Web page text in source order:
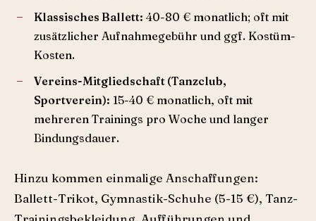
Klassisches Ballett: 40-80 € monatlich; oft mit
zusätzlicher Aufnahmegebühr und ggf. Kostüm-
Kosten.
Vereins-Mitgliedschaft (Tanzclub,
Sportverein): 15-40 € monatlich, oft mit
mehreren Trainings pro Woche und langer
Bindungsdauer.
Hinzu kommen einmalige Anschaffungen:
Ballett-Trikot, Gymnastik-Schuhe (5-15 €), Tanz-